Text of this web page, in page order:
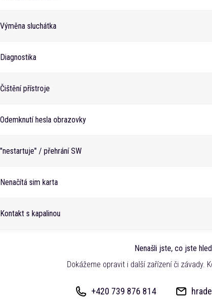
Výměna sluchátka
Diagnostika
Čištění přístroje
Odemknutí hesla obrazovky
"nestartuje" / přehrání SW
Nenačítá sim karta
Kontakt s kapalinou
Nenašli jste, co jste
Dokážeme opravit i další zařízení či závady.
+420 739 876 814